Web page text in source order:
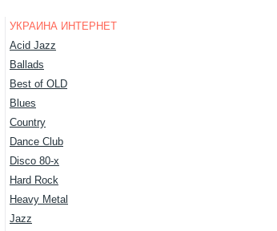
УКРАИНА ИНТЕРНЕТ
Acid Jazz
Ballads
Best of OLD
Blues
Country
Dance Club
Disco 80-х
Hard Rock
Heavy Metal
Jazz